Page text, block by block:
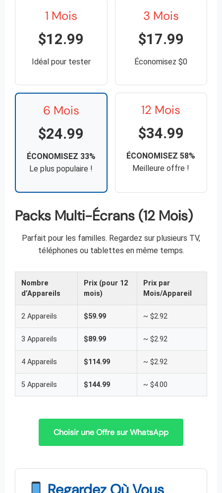
1 Mois
$12.99
Idéal pour tester
3 Mois
$17.99
Économisez $0
6 Mois
$24.99
ÉCONOMISEZ 33%
Le plus populaire !
12 Mois
$34.99
ÉCONOMISEZ 58%
Meilleure offre !
Packs Multi-Écrans (12 Mois)
Parfait pour les familles. Regardez sur plusieurs TV,
téléphones ou tablettes en même temps.
Nombre
d’Appareils
Prix (pour 12
mois)
Prix par
Mois/Appareil
2 Appareils $59.99 ~ $2.92
3 Appareils $89.99 ~ $2.92
4 Appareils $114.99 ~ $2.92
5 Appareils $144.99 ~ $4.00
Choisir une Offre sur WhatsApp